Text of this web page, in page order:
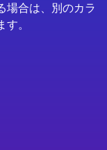
場合は、別のカラ
。